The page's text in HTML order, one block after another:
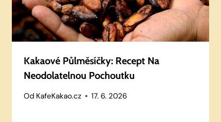
Kakaové Půlměsíčky: Recept Na
Neodolatelnou Pochoutku
Od KafeKakao.cz 17. 6. 2026